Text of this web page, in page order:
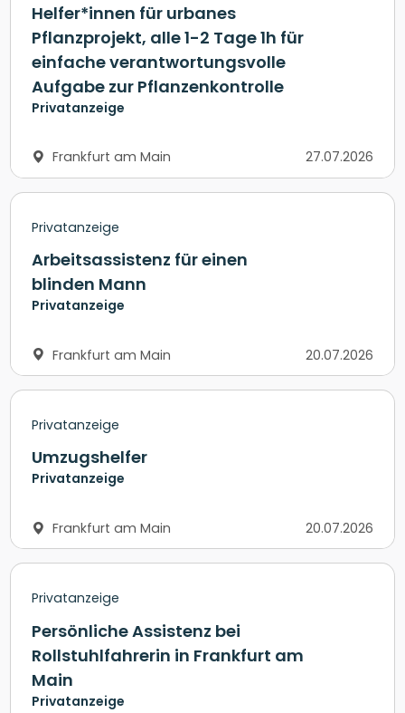
Helfer*innen für urbanes
Pflanzprojekt, alle 1-2 Tage 1h für
einfache verantwortungsvolle
Aufgabe zur Pflanzenkontrolle
Privatanzeige
Frankfurt am Main 27.07.2026
Privatanzeige
Arbeitsassistenz für einen
blinden Mann
Privatanzeige
Frankfurt am Main 20.07.2026
Privatanzeige
Umzugshelfer
Privatanzeige
Frankfurt am Main 20.07.2026
Privatanzeige
Persönliche Assistenz bei
Rollstuhlfahrerin in Frankfurt am
Main
Privatanzeige